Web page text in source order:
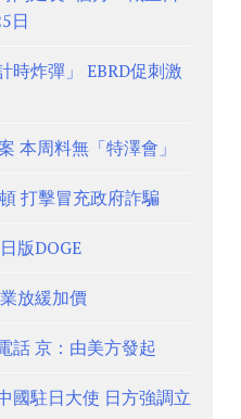
日
時炸彈」 EBRD促刺激
本周料無「特澤會」
打擊冒充政府詐騙
版DOGE
放緩加價
話 京：由美方發起
國駐日大使 日方強調立